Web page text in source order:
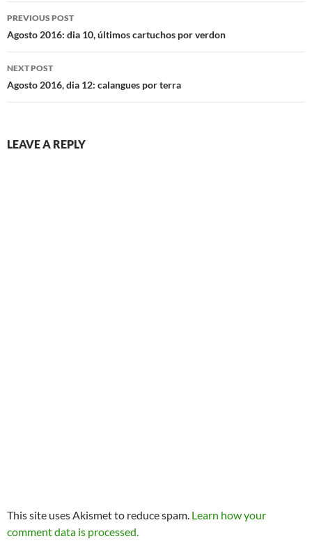
Post
navigation
PREVIOUS POST
Agosto 2016: dia 10, últimos cartuchos por verdon
NEXT POST
Agosto 2016, dia 12: calangues por terra
LEAVE A REPLY
This site uses Akismet to reduce spam. Learn how your
comment data is processed.